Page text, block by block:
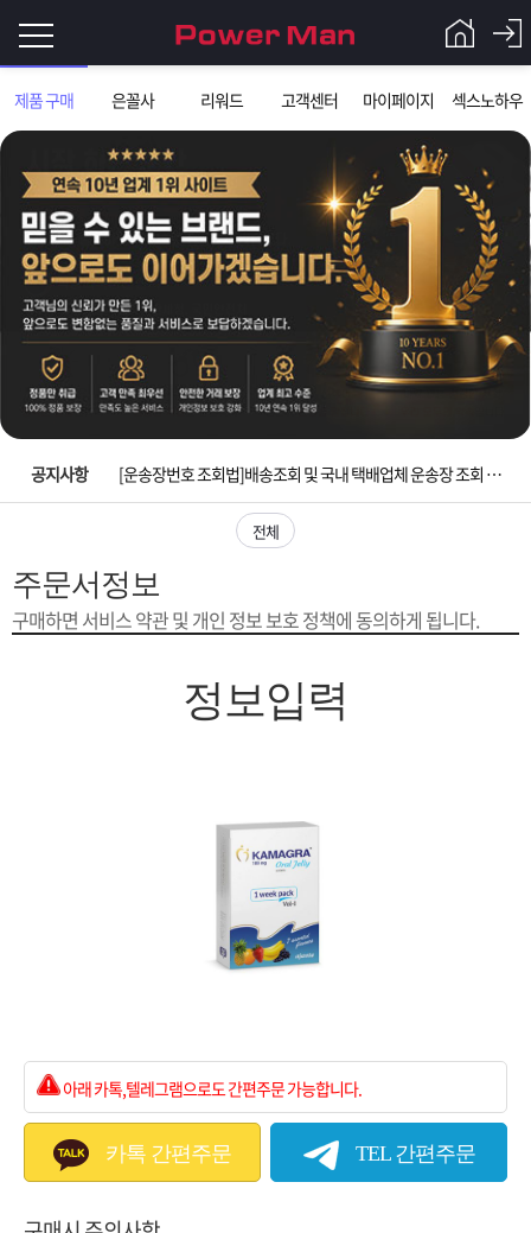
제품 구매 은꼴사 리워드 고객센터 마이페이지 섹스노하우
그
인
이
필
요
니
로
Q&A
파
워
맨
제
품
매
은
사
스
고
공지사항
입금확인이 안되는 상황을 대비해 꼭 입금후 고객센터 연락바랍니다.
[2026구정 연휴]설 연휴 배송 및 휴무 안내
[운송장번호 조회법]배송조회 및 국내 택배업체 운송장 조회 하는법
[ios앱 오픈]아이폰 고객 앱설치 가능합니다.
[무인택배함 이용 안내] 집 밖에 주소로 택배 받기
[2026구정 연휴]설 연휴 배송 및 휴무 안내
전체
주문서정보
구매하면 서비스 약관 및 개인 정보 보호 정책에 동의하게 됩니다.
정보입력
아래 카톡,텔레그램으로도 간편주문 가능합니다.
카톡 간편주문 TEL 간편주문